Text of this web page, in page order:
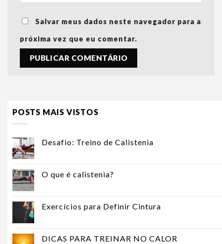
Salvar meus dados neste navegador para a
próxima vez que eu comentar.
POSTS MAIS VISTOS
Desafio: Treino de Calistenia
O que é calistenia?
Exercícios para Definir Cintura
DICAS PARA TREINAR NO CALOR